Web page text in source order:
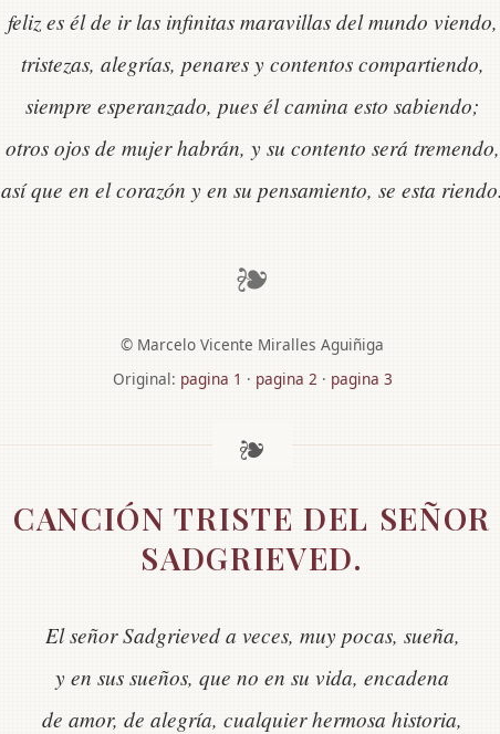
feliz es él de ir las infinitas maravillas del mundo viendo,
tristezas, alegrías, penares y contentos compartiendo,
siempre esperanzado, pues él camina esto sabiendo;
otros ojos de mujer habrán, y su contento será tremendo,
así que en el corazón y en su pensamiento, se esta
❧
© Marcelo Vicente Miralles Aguiñiga
Original: pagina 1 · pagina 2 · pagina 3
CANCIÓN TRISTE DEL SEÑOR
SADGRIEVED.
El señor Sadgrieved a veces, muy pocas, sueña,
y en sus sueños, que no en su vida, encadena
de amor, de alegría, cualquier hermosa historia,